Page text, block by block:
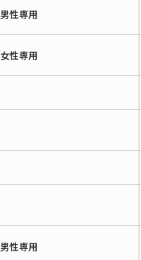
男性専用
女性専用
男性専用